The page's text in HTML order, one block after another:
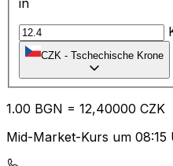
in
CZK - Tschechische Krone
1.00 BGN = 12,40000 CZK
Mid-Market-Kurs um 08:15